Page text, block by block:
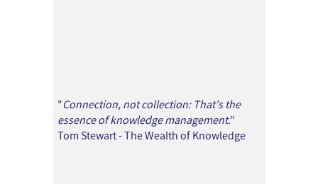
"Connection, not collection: That's the
essence of knowledge management."
Tom Stewart - The Wealth of Knowledge